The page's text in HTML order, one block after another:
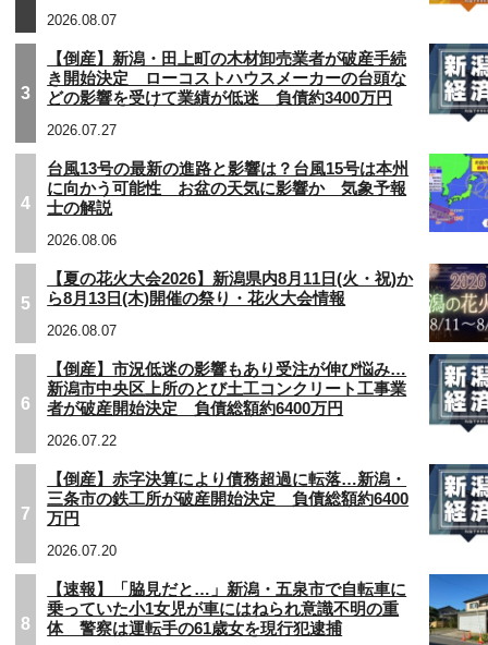
2026.08.07
3
【倒産】新潟・田上町の木材卸売業者が破産手続
き開始決定 ローコストハウスメーカーの台頭な
どの影響を受けて業績が低迷 負債約3400万円
2026.07.27
4
台風13号の最新の進路と影響は？台風15号は本州
に向かう可能性 お盆の天気に影響か 気象予報
士の解説
2026.08.06
5
【夏の花火大会2026】新潟県内8月11日(火・祝)か
ら8月13日(木)開催の祭り・花火大会情報
2026.08.07
6
【倒産】市況低迷の影響もあり受注が伸び悩み…
新潟市中央区上所のとび土工コンクリート工事業
者が破産開始決定 負債総額約6400万円
2026.07.22
7
【倒産】赤字決算により債務超過に転落…新潟・
三条市の鉄工所が破産開始決定 負債総額約6400
万円
2026.07.20
8
【速報】「脇見だと…」新潟・五泉市で自転車に
乗っていた小1女児が車にはねられ意識不明の重
体 警察は運転手の61歳女を現行犯逮捕